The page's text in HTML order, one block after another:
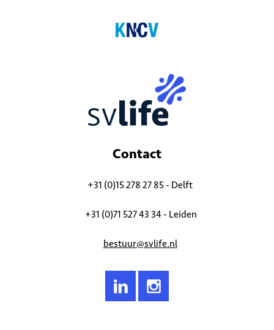
Contact
+31 (0)15 278 27 85 - Delft
+31 (0)71 527 43 34 - Leiden
bestuur@svlife.nl